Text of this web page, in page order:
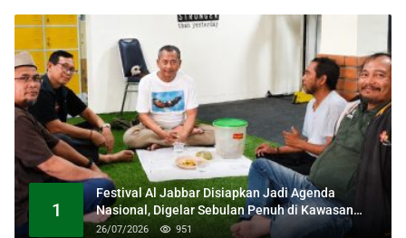
1
Festival Al Jabbar Disiapkan Jadi Agenda
Nasional, Digelar Sebulan Penuh di Kawasan
Masjid Raya Al Jabbar
26/07/2026 951